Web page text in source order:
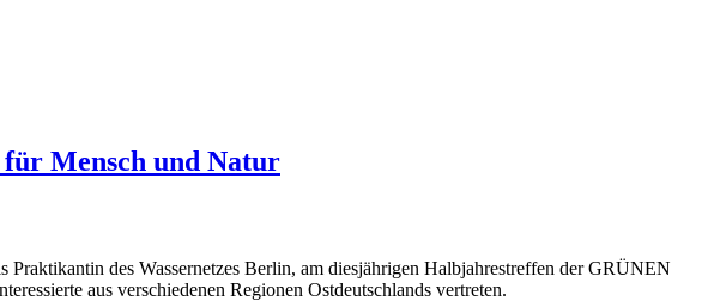
Mensch und Natur
Praktikantin des Wassernetzes Berlin, am diesjährigen Halbjahrestreffen der GRÜNEN
aus verschiedenen Regionen Ostdeutschlands vertreten.